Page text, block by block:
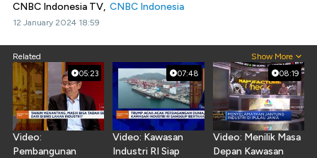
CNBC Indonesia TV, CNBC Indonesia
12 January 2024 18:59
Related Show More
05:23
Video:
Pembangunan
07:48
Video: Kawasan
Industri RI Siap
08:19
Video: Menilik Masa
Depan Kawasan